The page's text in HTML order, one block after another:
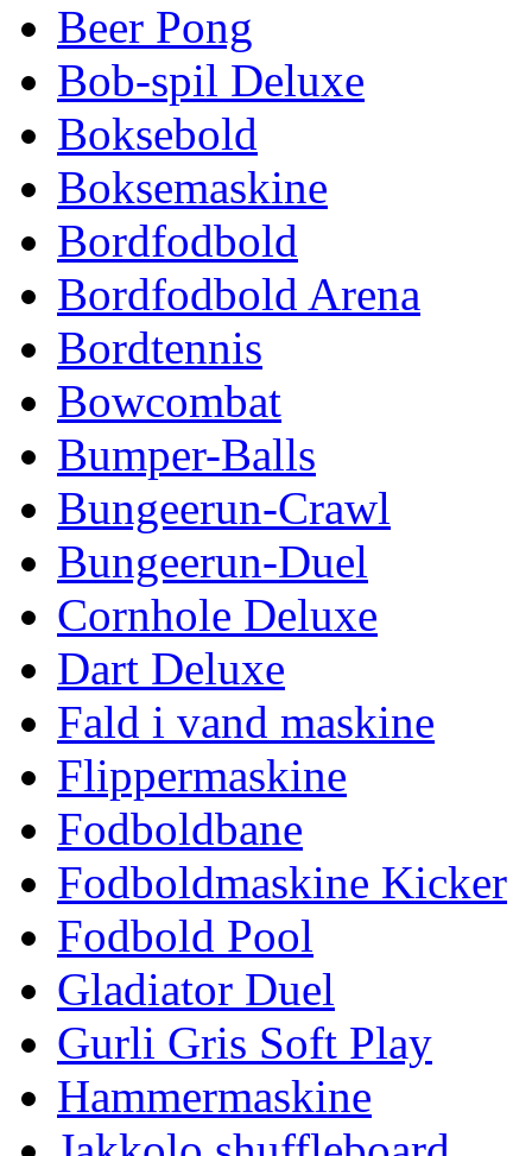
Beer Pong
Bob-spil Deluxe
Boksebold
Boksemaskine
Bordfodbold
Bordfodbold Arena
Bordtennis
Bowcombat
Bumper-Balls
Bungeerun-Crawl
Bungeerun-Duel
Cornhole Deluxe
Dart Deluxe
Fald i vand maskine
Flippermaskine
Fodboldbane
Fodboldmaskine Kicker
Fodbold Pool
Gladiator Duel
Gurli Gris Soft Play
Hammermaskine